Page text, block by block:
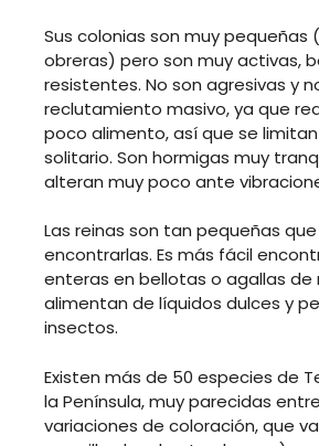
Sus colonias son muy pequeñas
obreras) pero son muy activas,
resistentes. No son agresivas y
reclutamiento masivo, ya que
poco alimento, así que se
solitario. Son hormigas muy
alteran muy poco ante
Las reinas son tan pequeñas
encontrarlas. Es más fácil
enteras en bellotas o agallas de
alimentan de líquidos dulces y
insectos.
Existen más de 50 especies de
la Península, muy parecidas
variaciones de coloración, que